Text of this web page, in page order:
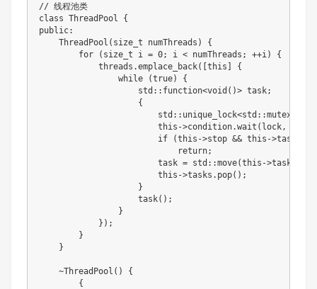
// 线程池类
class ThreadPool {
public:
ThreadPool(size_t numThreads) {
for (size_t i = 0; i < numThreads; ++i) {
threads.emplace_back([this] {
while (true) {
std::function<void()> task;
{
std::unique_lock<std::mutex> lock(this-
this->condition.wait(lock, [this] {
if (this->stop && this-
return;
task = std::move(this-
this->tasks.pop();
}
task();
}
});
}
}
~ThreadPool() {
{